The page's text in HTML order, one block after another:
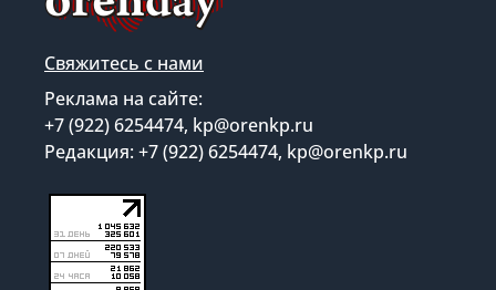
Свяжитесь с нами
Реклама на сайте:
+7 (922) 6254474, kp@orenkp.ru
Редакция: +7 (922) 6254474, kp@orenkp.ru